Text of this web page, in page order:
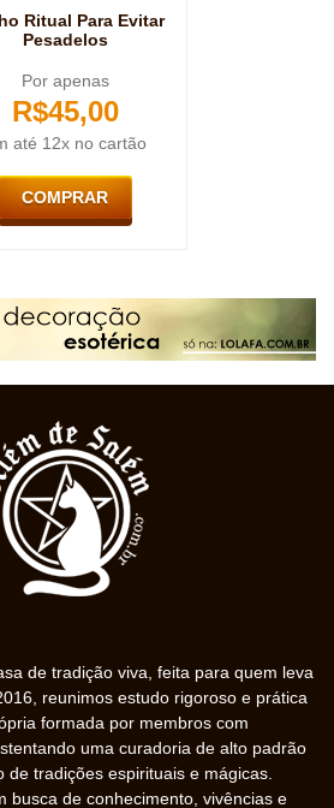
Ritual Para Evitar
Pesadelos
Por apenas
R$45,00
até 12x no cartão
COMPRAR
de tradição viva, feita para quem leva
reunimos estudo rigoroso e prática
formada por membros com
uma curadoria de alto padrão
tradições espirituais e mágicas.
busca de conhecimento, vivências e